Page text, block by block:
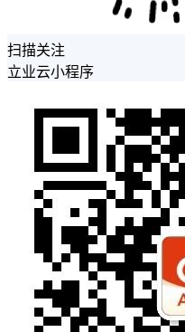
扫描关注
立业云小程序